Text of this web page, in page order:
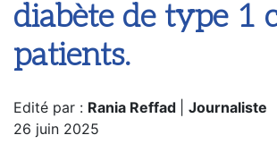
diabète de type 1
patients.
Edité par : Rania Reffad
Journaliste
26 juin 2025